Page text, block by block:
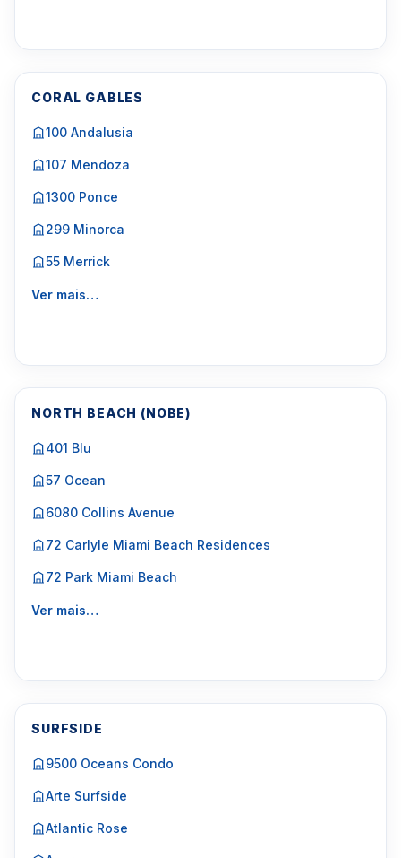
CORAL GABLES
100 Andalusia
107 Mendoza
1300 Ponce
299 Minorca
55 Merrick
Ver mais…
NORTH BEACH (NOBE)
401 Blu
57 Ocean
6080 Collins Avenue
72 Carlyle Miami Beach Residences
72 Park Miami Beach
Ver mais…
SURFSIDE
9500 Oceans Condo
Arte Surfside
Atlantic Rose